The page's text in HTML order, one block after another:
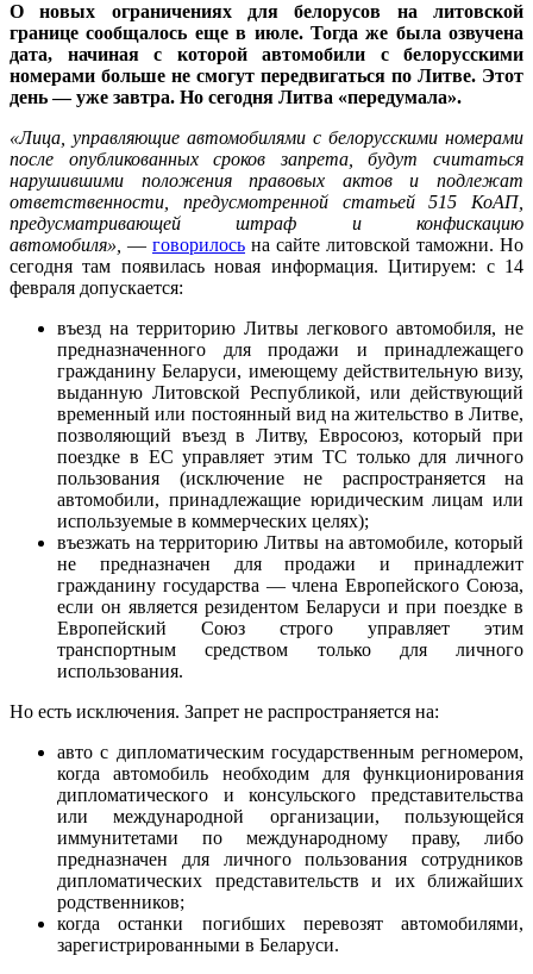
О новых ограничениях для белорусов на литовской
границе сообщалось еще в июле. Тогда же была озвучена
дата, начиная с которой автомобили с белорусскими
номерами больше не смогут передвигаться по Литве. Этот
день — уже завтра. Но сегодня Литва «передумала».
«‎Лица, управляющие автомобилями с белорусскими номерами
после опубликованных сроков запрета, будут считаться
нарушившими положения правовых актов и подлежат
ответственности, предусмотренной статьей 515 КоАП,
предусматривающей штраф и конфискацию
автомобиля», — говорилось на сайте литовской таможни. Но
сегодня там появилась новая информация. Цитируем: с 14
февраля допускается:
въезд на территорию Литвы легкового автомобиля, не
предназначенного для продажи и принадлежащего
гражданину Беларуси, имеющему действительную визу,
выданную Литовской Республикой, или действующий
временный или постоянный вид на жительство в Литве,
позволяющий въезд в Литву, Евросоюз, который при
поездке в ЕС управляет этим ТС только для личного
пользования (исключение не распространяется на
автомобили, принадлежащие юридическим лицам или
используемые в коммерческих целях);
въезжать на территорию Литвы на автомобиле, который
не предназначен для продажи и принадлежит
гражданину государства — члена Европейского Союза,
если он является резидентом Беларуси и при поездке в
Европейский Союз строго управляет этим
транспортным средством только для личного
использования.
Но есть исключения. Запрет не распространяется на:
авто с дипломатическим государственным регномером,
когда автомобиль необходим для функционирования
дипломатического и консульского представительства
или международной организации, пользующейся
иммунитетами по международному праву, либо
предназначен для личного пользования сотрудников
дипломатических представительств и их ближайших
родственников;
когда останки погибших перевозят автомобилями,
зарегистрированными в Беларуси.